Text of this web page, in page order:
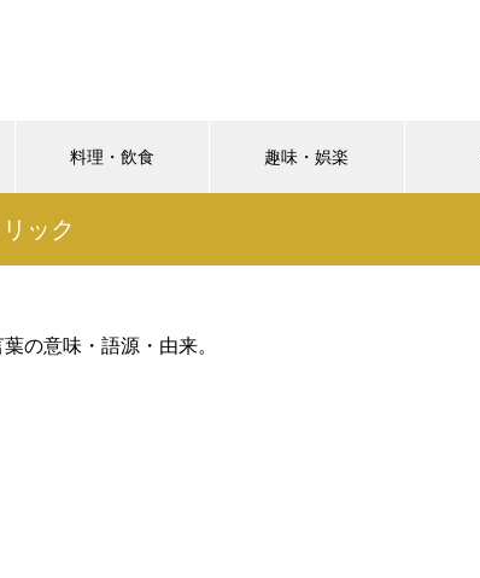
料理・飲食 趣味・娯楽
ック
の意味・語源・由来。